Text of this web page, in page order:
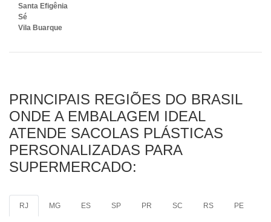
Santa Efigênia
Sé
Vila Buarque
PRINCIPAIS REGIÕES DO BRASIL
ONDE A EMBALAGEM IDEAL
ATENDE SACOLAS PLÁSTICAS
PERSONALIZADAS PARA
SUPERMERCADO:
RJ MG ES SP PR SC RS PE